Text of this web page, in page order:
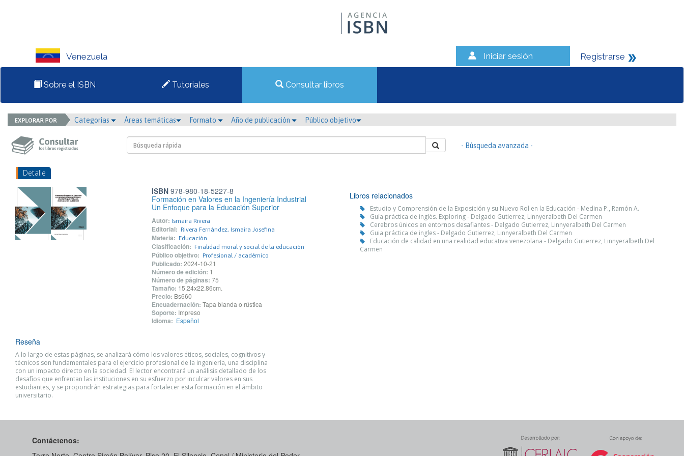
Venezuela Iniciar sesión Registrarse
Sobre el ISBN Tutoriales Consultar libros
Categorías Áreas temáticas Formato Año de publicación Público objetivo
- Búsqueda avanzada -
Detalle
ISBN978-980-18-5227-8
Formación en Valores en la Ingeniería Industrial
Un Enfoque para la Educación Superior
Autor: Ismaira Rivera
Editorial: Rivera Fernández, Ismaira Josefina
Materia: Educación
Clasificación: Finalidad moral y social de la educación
Público objetivo: Profesional / académico
Publicado: 2024-10-21
Número de edición: 1
Número de páginas: 75
Tamaño: 15.24x22.86cm.
Precio: Bs660
Encuadernación: Tapa blanda o rústica
Soporte: Impreso
Idioma: Español
Libros relacionados
Estudio y Comprensión de la Exposición y su Nuevo Rol en la Educación - Medina P., Ramón A.
Guía práctica de inglés. Exploring - Delgado Gutierrez, Linnyeralbeth Del Carmen
Cerebros únicos en entornos desafiantes - Delgado Gutierrez, Linnyeralbeth Del Carmen
Guia práctica de ingles - Delgado Gutierrez, Linnyeralbeth Del Carmen
Educación de calidad en una realidad educativa venezolana - Delgado Gutierrez, Linnyeralbeth Del
Carmen
Reseña
A lo largo de estas páginas, se analizará cómo los valores éticos, sociales, cognitivos y
técnicos son fundamentales para el ejercicio profesional de la ingeniería, una disciplina
con un impacto directo en la sociedad. El lector encontrará un análisis detallado de los
desafíos que enfrentan las instituciones en su esfuerzo por inculcar valores en sus
estudiantes, y se propondrán estrategias para fortalecer esta formación en el ámbito
universitario.
Contáctenos: